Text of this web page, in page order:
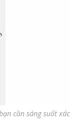
cần sáng suốt xác